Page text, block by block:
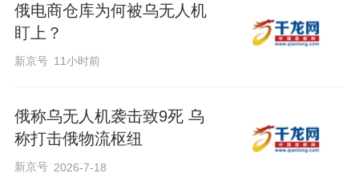
俄电商仓库为何被乌无人机
盯上？
新京号 11小时前
俄称乌无人机袭击致9死 乌
称打击俄物流枢纽
新京号 2026-7-18